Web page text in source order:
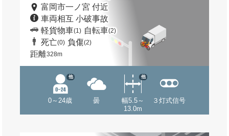
富岡市一ノ宮 付近
車両相互 小破事故
軽貨物車(1) 自転車(2)
死亡(0) 負傷(2)
距離328m
0～24歳
他
曇
幅5.5～
13.0m
他
３灯式信号